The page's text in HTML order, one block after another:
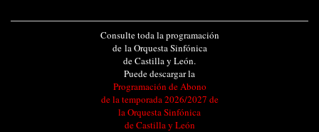
Consulte toda la programación
de la Orquesta Sinfónica
de Castilla y León.
Puede descargar la
Programación de Abono
de la temporada 2026/2027 de
la Orquesta Sinfónica
de Castilla y León